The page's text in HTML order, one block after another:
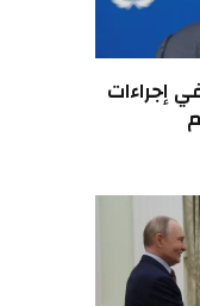
إجراءات